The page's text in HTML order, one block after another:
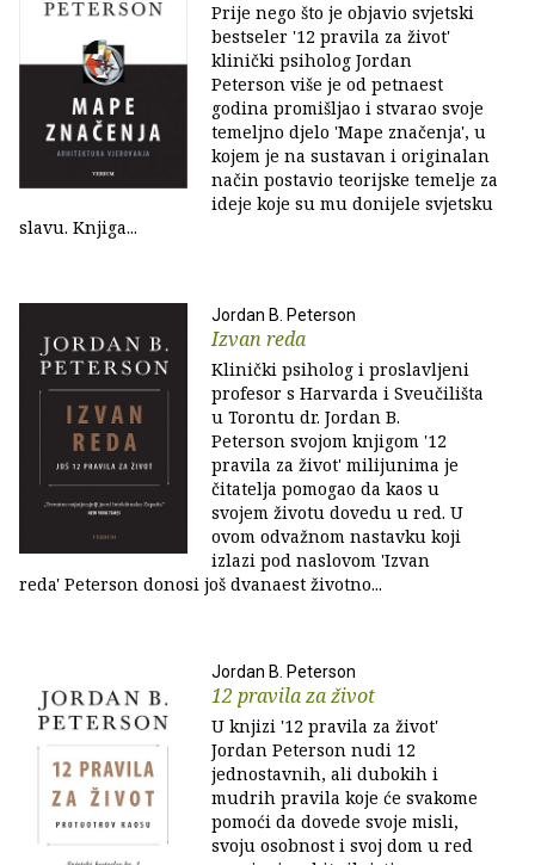
Prije nego što je objavio svjetski
bestseler '12 pravila za život'
klinički psiholog Jordan
Peterson više je od petnaest
godina promišljao i stvarao svoje
temeljno djelo 'Mape značenja', u
kojem je na sustavan i originalan
način postavio teorijske temelje za
ideje koje su mu donijele svjetsku
slavu. Knjiga...
Jordan B. Peterson
Izvan reda
Klinički psiholog i proslavljeni
profesor s Harvarda i Sveučilišta
u Torontu dr. Jordan B.
Peterson svojom knjigom '12
pravila za život' milijunima je
čitatelja pomogao da kaos u
svojem životu dovedu u red. U
ovom odvažnom nastavku koji
izlazi pod naslovom 'Izvan
reda' Peterson donosi još dvanaest životno...
Jordan B. Peterson
12 pravila za život
U knjizi '12 pravila za život'
Jordan Peterson nudi 12
jednostavnih, ali dubokih i
mudrih pravila koje će svakome
pomoći da dovede svoje misli,
svoju osobnost i svoj dom u red